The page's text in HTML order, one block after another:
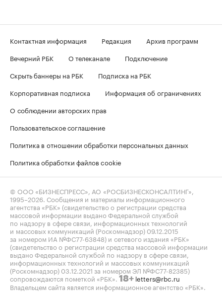
Контактная информация Редакция
Архив программ
Вечерний РБК
О телеканале
Подключение
Скрыть баннеры на РБК
Подписка на РБК
Корпоративная подписка
Информация об ограничениях
О соблюдении авторских прав
Пользовательское соглашение
Политика в отношении обработки персональных данных
Политика обработки файлов cookie
© ООО «БИЗНЕСПРЕСС», АО «РОСБИЗНЕСКОНСАЛТИНГ»,
1995–2026 . Сообщения и материалы информационного
агентства «РБК» (свидетельство о регистрации средства
массовой информации выдано Федеральной службой
по надзору в сфере связи, информационных технологий
и массовых коммуникаций (Роскомнадзор) 09.12.2015
за номером ИА №ФС77-63848) и сетевого издания «РБК»
(свидетельство о регистрации средства массовой информации
выдано Федеральной службой по надзору в сфере связи,
информационных технологий и массовых коммуникаций
(Роскомнадзор) 03.12.2021 за номером ЭЛ №ФС77-82385)
сопровождаются пометкой «РБК». 18+ letters@rbc.ru
Владельцем сайта является информационное агентство «РБК».